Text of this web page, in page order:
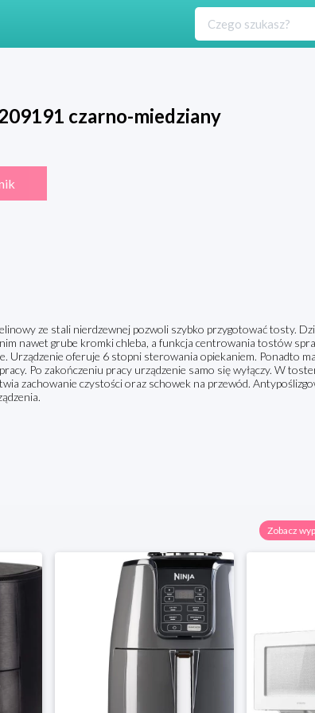
czarno-miedziany
ze stali nierdzewnej pozwoli szybko przygotować tosty.
nawet grube kromki chleba, a funkcja centrowania tostów
Urządzenie oferuje 6 stopni sterowania opiekaniem. Ponadto
Po zakończeniu pracy urządzenie samo się wyłączy. W
zachowanie czystości oraz schowek na przewód.
Zobacz